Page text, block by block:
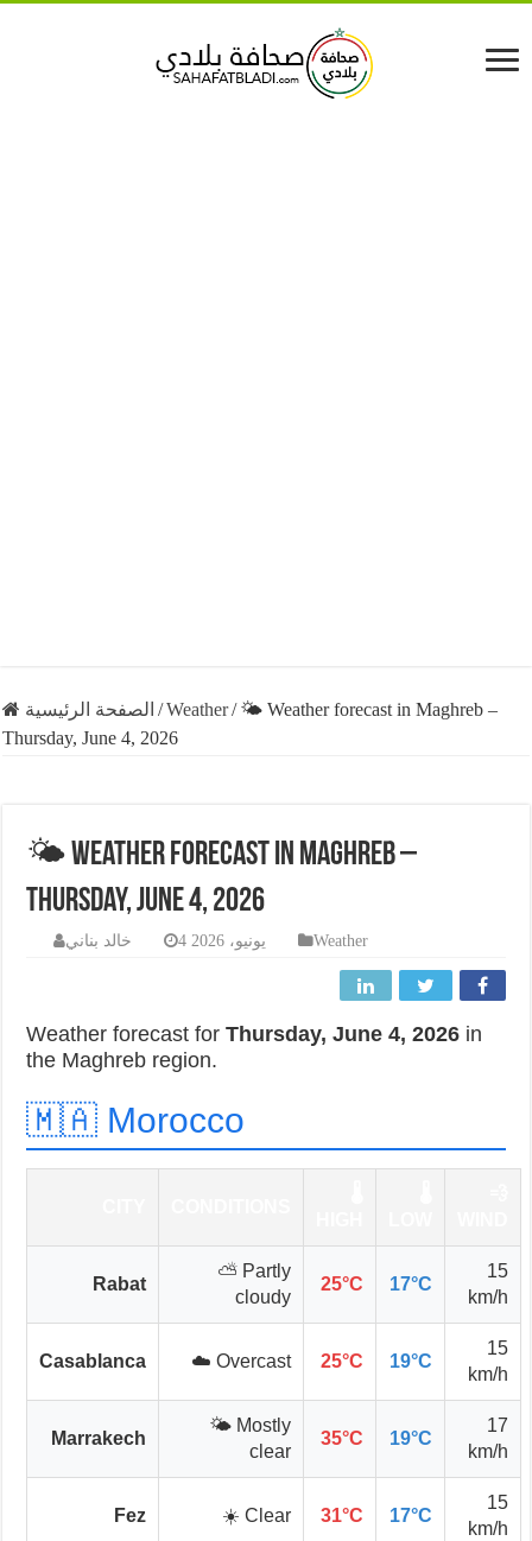
الصفحة الرئيسية /Weather/ 🌤️ Weather forecast in Maghreb –
Thursday, June 4, 2026
🌤️ Weather forecast in Maghreb –
Thursday, June 4, 2026
خالد بناني 4 يونيو، 2026 Weather
Weather forecast forThursday, June 4, 2026 in
the Maghreb region.
🇲🇦 Morocco
Rabat
⛅ Partly
cloudy
25°C 17°C
15
km/h
Casablanca ☁️ Overcast 25°C 19°C
15
km/h
Marrakech
🌤️ Mostly
clear
35°C 19°C
17
km/h
Fez ☀️ Clear 31°C 17°C
15
km/h